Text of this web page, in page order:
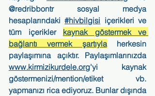
@redribbontr sosyal medya
hesaplarındaki #hivbilgisi içerikleri ve
tüm içerikler kaynak göstermek ve
bağlantı vermek şartıyla
herkesin
paylaşımına açıktır. Paylaşımlarınızda
www.kirmizikurdele.org'yi kaynak
göstermenizi/mention/etiket vb.
yapmanızı rica ediyoruz. Bunlar dışında